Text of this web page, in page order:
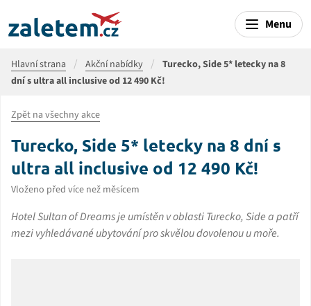
Menu
Hlavní strana Akční nabídky
Turecko, Side 5* letecky na 8
dní s ultra all inclusive od 12 490 Kč!
Zpět na všechny akce
Turecko, Side 5* letecky na 8 dní s
ultra all inclusive od 12 490 Kč!
Vloženo před více než měsícem
Hotel Sultan of Dreams je umístěn v oblasti Turecko, Side a patří
mezi vyhledávané ubytování pro skvělou dovolenou u moře.